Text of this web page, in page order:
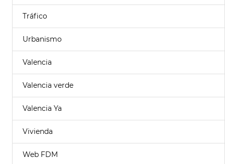
Tráfico
Urbanismo
Valencia
Valencia verde
Valencia Ya
Vivienda
Web FDM